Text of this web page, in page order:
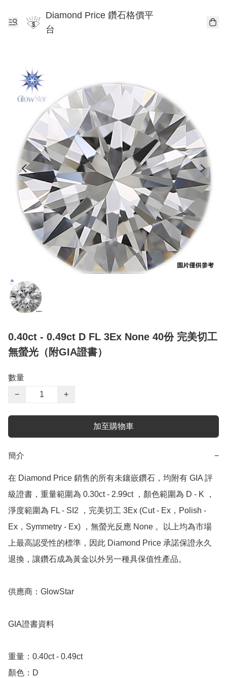
Diamond Price 鑽石格價平
台
0.40ct - 0.49ct D FL 3Ex None 40份 完美切工
無螢光（附GIA證書）
數量
−
+
加至購物車
簡介 −
在 Diamond Price 銷售的所有未鑲嵌鑽石，均附有 GIA 評
級證書，重量範圍為 0.30ct - 2.99ct ，顏色範圍為 D - K ，
淨度範圍為 FL - SI2 ，完美切工 3Ex (Cut - Ex，Polish -
Ex，Symmetry - Ex) ，無螢光反應 None 。以上均為市場
上最高認受性的標準，因此 Diamond Price 承諾保證永久
退換，讓鑽石成為黃金以外另一種具保值性產品。
供應商：GlowStar
GIA證書資料
重量：0.40ct - 0.49ct
顏色：D